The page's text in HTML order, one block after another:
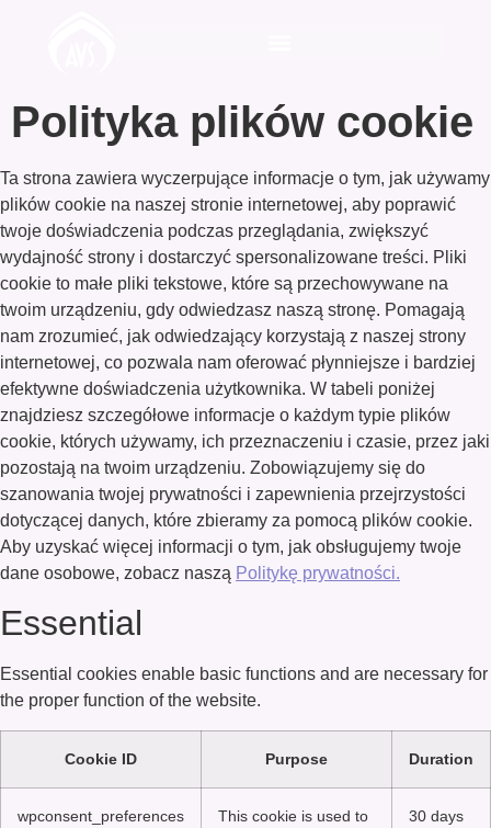
Polityka plików cookie
Ta strona zawiera wyczerpujące informacje o tym, jak używamy
plików cookie na naszej stronie internetowej, aby poprawić
twoje doświadczenia podczas przeglądania, zwiększyć
wydajność strony i dostarczyć spersonalizowane treści. Pliki
cookie to małe pliki tekstowe, które są przechowywane na
twoim urządzeniu, gdy odwiedzasz naszą stronę. Pomagają
nam zrozumieć, jak odwiedzający korzystają z naszej strony
internetowej, co pozwala nam oferować płynniejsze i bardziej
efektywne doświadczenia użytkownika. W tabeli poniżej
znajdziesz szczegółowe informacje o każdym typie plików
cookie, których używamy, ich przeznaczeniu i czasie, przez jaki
pozostają na twoim urządzeniu. Zobowiązujemy się do
szanowania twojej prywatności i zapewnienia przejrzystości
dotyczącej danych, które zbieramy za pomocą plików cookie.
Aby uzyskać więcej informacji o tym, jak obsługujemy twoje
dane osobowe, zobacz naszą Politykę prywatności.
Essential
Essential cookies enable basic functions and are necessary for
the proper function of the website.
Cookie ID Purpose Duration
wpconsent_preferences
This cookie is used to
30 days